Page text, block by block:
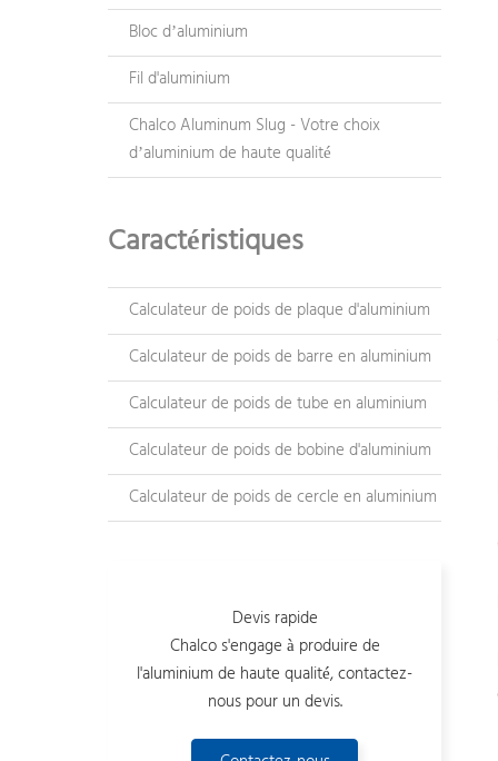
Bloc d’aluminium
Fil d'aluminium
Chalco Aluminum Slug - Votre choix
d’aluminium de haute qualité
Caractéristiques
Calculateur de poids de plaque d'aluminium
Calculateur de poids de barre en aluminium
Calculateur de poids de tube en aluminium
Calculateur de poids de bobine d'aluminium
Calculateur de poids de cercle en aluminium
Devis rapide
Chalco s'engage à produire de
l'aluminium de haute qualité, contactez-
nous pour un devis.